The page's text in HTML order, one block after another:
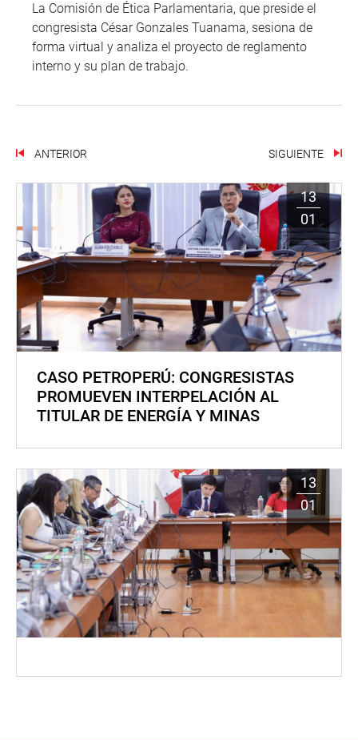
La Comisión de Ética Parlamentaria, que preside el
congresista César Gonzales Tuanama, sesiona de
forma virtual y analiza el proyecto de reglamento
interno y su plan de trabajo.
ANTERIOR SIGUIENTE
13
01
CASO PETROPERÚ: CONGRESISTAS
PROMUEVEN INTERPELACIÓN AL
TITULAR DE ENERGÍA Y MINAS
13
01